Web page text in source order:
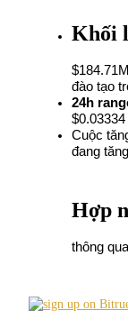
Sao chép
Khối
đào tạo
24h
Cuộc
đang
Hợp
thông